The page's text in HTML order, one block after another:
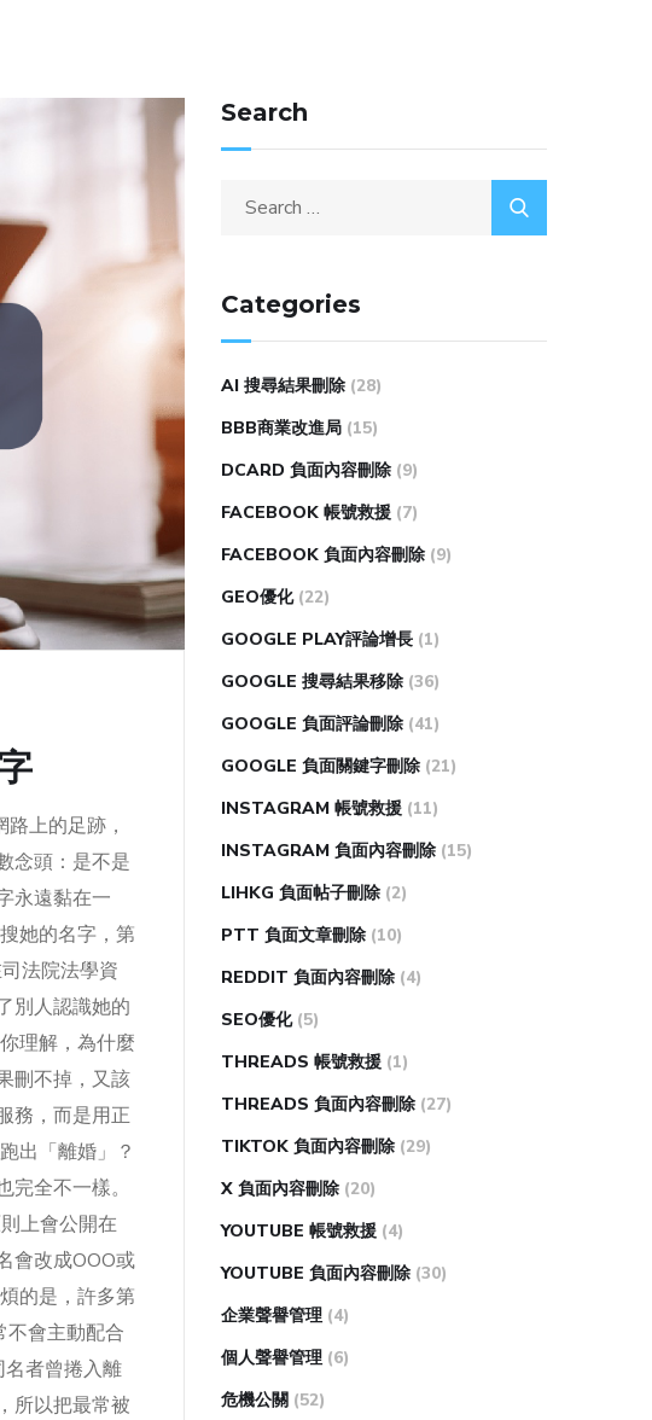
上的足跡，
念頭：是不是
永遠黏在一
她的名字，第
法院法學資
別人認識她的
理解，為什麼
刪不掉，又該
務，而是用正
出「離婚」？
全不一樣。
上會公開在
會改成OOO或
的是，許多第
不會主動配合
者曾捲入離
所以把最常被
Search
Categories
AI 搜尋結果刪除 (28)
BBB商業改進局 (15)
DCARD 負面內容刪除 (9)
FACEBOOK 帳號救援 (7)
FACEBOOK 負面內容刪除 (9)
GEO優化 (22)
GOOGLE PLAY評論增長 (1)
GOOGLE 搜尋結果移除 (36)
GOOGLE 負面評論刪除 (41)
GOOGLE 負面關鍵字刪除 (21)
INSTAGRAM 帳號救援 (11)
INSTAGRAM 負面內容刪除 (15)
LIHKG 負面帖子刪除 (2)
PTT 負面文章刪除 (10)
REDDIT 負面內容刪除 (4)
SEO優化 (5)
THREADS 帳號救援 (1)
THREADS 負面內容刪除 (27)
TIKTOK 負面內容刪除 (29)
X 負面內容刪除 (20)
YOUTUBE 帳號救援 (4)
YOUTUBE 負面內容刪除 (30)
企業聲譽管理 (4)
個人聲譽管理 (6)
危機公關 (52)